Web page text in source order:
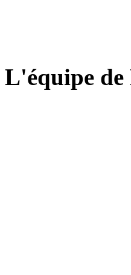
L'équipe de